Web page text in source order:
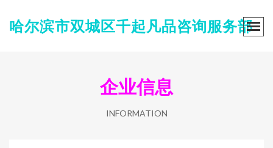
哈尔滨市双城区千起凡品咨询服务部
企业信息
INFORMATION